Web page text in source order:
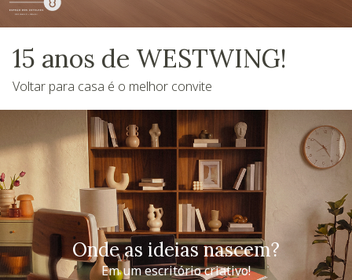
15 anos de WESTWING!
Voltar para casa é o melhor convite
Onde as ideias nascem?
Em um escritório criativo!